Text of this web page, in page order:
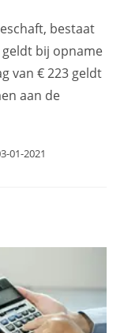
bestaat
geldt bij opname
van € 223 geldt
aan de
01-2021